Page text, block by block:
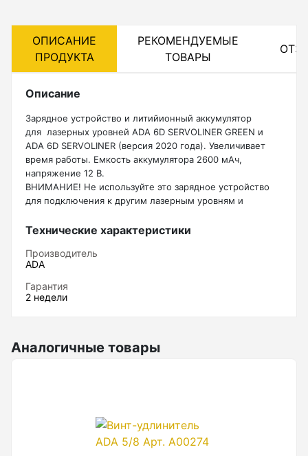
ОПИСАНИЕ
ПРОДУКТА
РЕКОМЕНДУЕМЫЕ
ТОВАРЫ
Описание
Зарядное устройство и литийионный аккумулятор
для лазерных уровней ADA 6D SERVOLINER GREEN и
ADA 6D SERVOLINER (версия 2020 года). Увеличивает
время работы. Емкость аккумулятора 2600 мАч,
напряжение 12 В.
ВНИМАНИЕ! Не используйте это зарядное устройство
для подключения к другим лазерным уровням и
вольт. Это может привести к поломке оборудования и
Технические характеристики
Производитель
ADA
Гарантия
2 недели
Аналогичные товары
Аксессуары для мотобуров
Нивелиры
Нивелиры оптические
Комплекты нивелиров
Показать еще
Анализаторы холодильных систем